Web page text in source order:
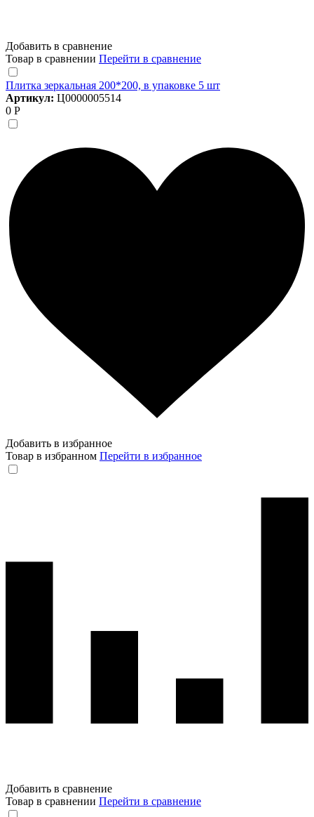
Добавить в сравнение
Товар в сравнении Перейти в сравнение
Плитка зеркальная 200*200, в упаковке 5 шт
Артикул: Ц0000005514
0 Р
Добавить в избранное
Товар в избранном Перейти в избранное
Добавить в сравнение
Товар в сравнении Перейти в сравнение